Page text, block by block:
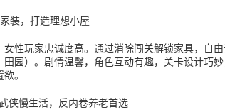
装，打造理想小屋
性玩家忠诚度高。通过消除闯关解锁家具，自
园）。剧情温馨，角色互动有趣，关卡设计巧
。
慢生活，反内卷养老首选